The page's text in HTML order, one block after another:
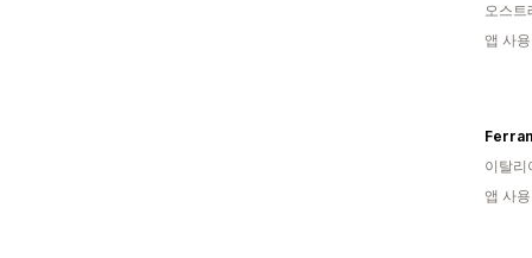
오스트
앱 사
이탈리
앱 사